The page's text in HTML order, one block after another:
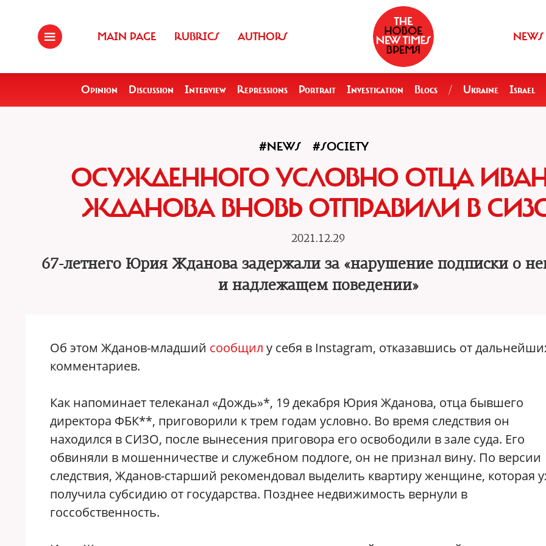
MAIN PAGE RUBRICS AUTHORS NEWS
Opinion Discussion Interview Repressions Portrait Investigation Blogs / Ukraine Israel
#NEWS #SOCIETY
ОСУЖДЕННОГО УСЛОВНО ОТЦА
ЖДАНОВА ВНОВЬ ОТПРАВИЛИ В
2021.12.29
67-летнего Юрия Жданова задержали за «нарушение подписки о
и надлежащем поведении»
Об этом Жданов-младший сообщил у себя в Instagram, отказавшись от
комментариев.
Как напоминает телеканал «Дождь»*, 19 декабря Юрия Жданова, отца бывшего
директора ФБК**, приговорили к трем годам условно. Во время следствия он
находился в СИЗО, после вынесения приговора его освободили в зале суда. Его
обвиняли в мошенничестве и служебном подлоге, он не признал вину. По версии
следствия, Жданов-старший рекомендовал выделить квартиру женщине, которая
получила субсидию от государства. Позднее недвижимость вернули в
госсобственность.